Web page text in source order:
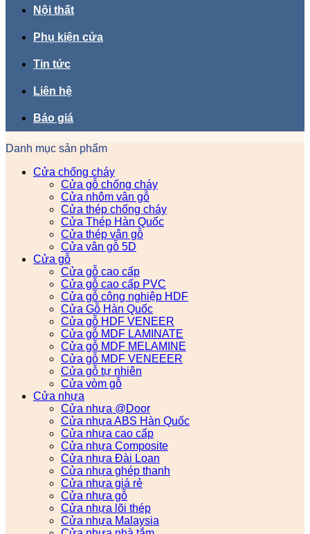
Nội thất
Phụ kiện cửa
Tin tức
Liên hệ
Báo giá
Danh mục sản phẩm
Cửa chống cháy
Cửa gỗ chống cháy
Cửa nhôm vân gỗ
Cửa thép chống cháy
Cửa Thép Hàn Quốc
Cửa thép vân gỗ
Cửa vân gỗ 5D
Cửa gỗ
Cửa gỗ cao cấp
Cửa gỗ cao cấp PVC
Cửa gỗ công nghiệp HDF
Cửa Gỗ Hàn Quốc
Cửa gỗ HDF VENEER
Cửa gỗ MDF LAMINATE
Cửa gỗ MDF MELAMINE
Cửa gỗ MDF VENEEER
Cửa gỗ tự nhiên
Cửa vòm gỗ
Cửa nhựa
Cửa nhựa @Door
Cửa nhựa ABS Hàn Quốc
Cửa nhựa cao cấp
Cửa nhựa Composite
Cửa nhựa Đài Loan
Cửa nhựa ghép thanh
Cửa nhựa giá rẻ
Cửa nhựa gỗ
Cửa nhựa lõi thép
Cửa nhựa Malaysia